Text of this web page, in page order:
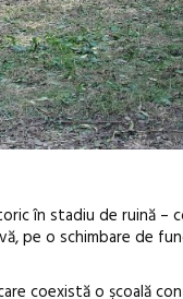
în stadiu de ruină –
pe o schimbare de
coexistă o şcoală